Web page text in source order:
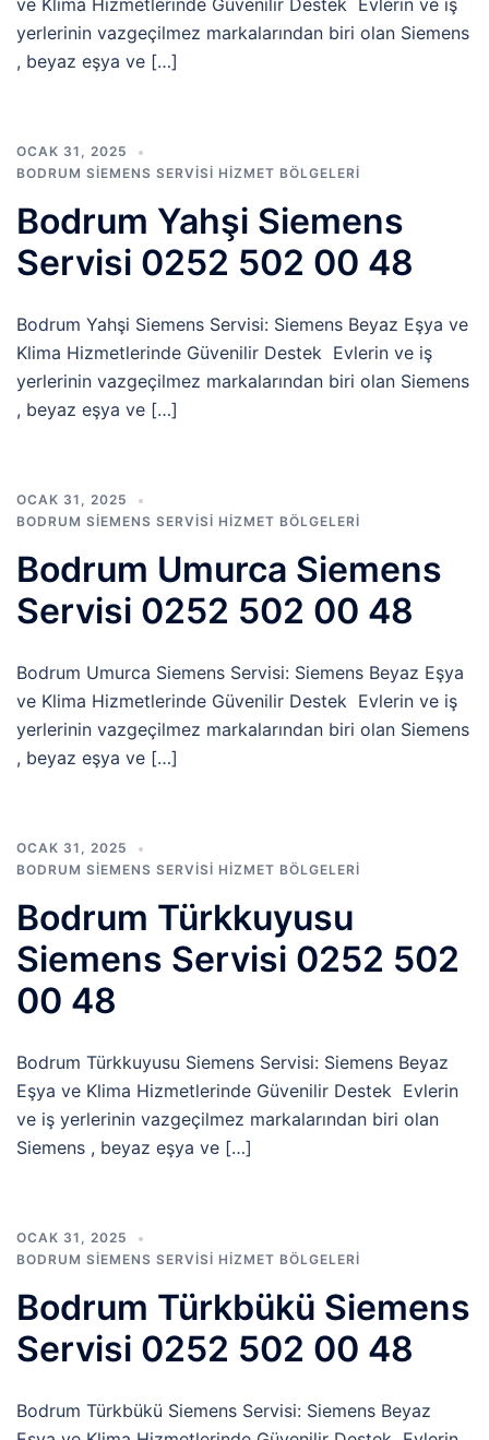
ve Klima Hizmetlerinde Güvenilir Destek Evlerin ve iş
yerlerinin vazgeçilmez markalarından biri olan Siemens
, beyaz eşya ve […]
OCAK 31, 2025
BODRUM SIEMENS SERVISI HIZMET BÖLGELERI
Bodrum Yahşi Siemens
Servisi 0252 502 00 48
Bodrum Yahşi Siemens Servisi: Siemens Beyaz Eşya ve
Klima Hizmetlerinde Güvenilir Destek Evlerin ve iş
yerlerinin vazgeçilmez markalarından biri olan Siemens
, beyaz eşya ve […]
OCAK 31, 2025
BODRUM SIEMENS SERVISI HIZMET BÖLGELERI
Bodrum Umurca Siemens
Servisi 0252 502 00 48
Bodrum Umurca Siemens Servisi: Siemens Beyaz Eşya
ve Klima Hizmetlerinde Güvenilir Destek Evlerin ve iş
yerlerinin vazgeçilmez markalarından biri olan Siemens
, beyaz eşya ve […]
OCAK 31, 2025
BODRUM SIEMENS SERVISI HIZMET BÖLGELERI
Bodrum Türkkuyusu
Siemens Servisi 0252 502
00 48
Bodrum Türkkuyusu Siemens Servisi: Siemens Beyaz
Eşya ve Klima Hizmetlerinde Güvenilir Destek Evlerin
ve iş yerlerinin vazgeçilmez markalarından biri olan
Siemens , beyaz eşya ve […]
OCAK 31, 2025
BODRUM SIEMENS SERVISI HIZMET BÖLGELERI
Bodrum Türkbükü Siemens
Servisi 0252 502 00 48
Bodrum Türkbükü Siemens Servisi: Siemens Beyaz